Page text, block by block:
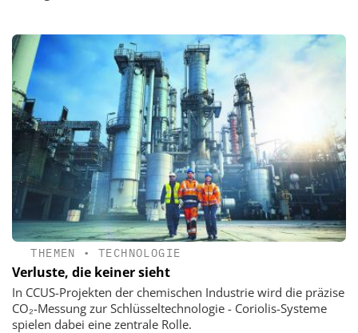
THEMEN •TECHNOLOGIE
Verluste, die keiner sieht
In CCUS-Projekten der chemischen Industrie wird die präzise
CO₂-Messung zur Schlüsseltechnologie - Coriolis-Systeme
spielen dabei eine zentrale Rolle.